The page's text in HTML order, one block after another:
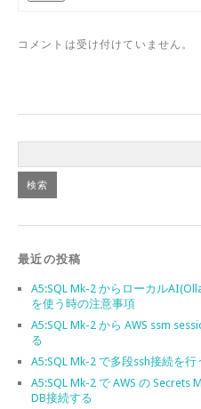
コメントは受け付けていません。
最近の投稿
A5:SQL Mk-2 からローカル
を使う時の注意事項
A5:SQL Mk-2 から AWS ssm
る
A5:SQL Mk-2 で多段ssh接続を行
A5:SQL Mk-2 で AWS の
DB接続する